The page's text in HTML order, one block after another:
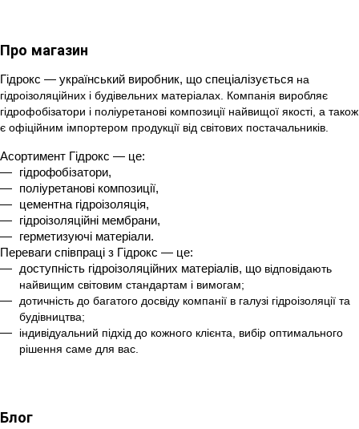
Про магазин
Гідрокс — український виробник, що спеціалізується на
гідроізоляційних і будівельних матеріалах. Компанія виробляє
гідрофобізатори і поліуретанові композиції найвищої якості, а також
є офіційним імпортером продукції від світових постачальників.
Асортимент Гідрокс — це:
гідрофобізатори,
поліуретанові композиції,
цементна гідроізоляція,
гідроізоляційні мембрани,
герметизуючі матеріали.
Переваги співпраці з Гідрокс — це:
доступність гідроізоляційних матеріалів, що відповідають
найвищим світовим стандартам і вимогам;
дотичність до багатого досвіду компанії в галузі гідроізоляції та
будівництва;
індивідуальний підхід до кожного клієнта, вибір оптимального
рішення саме для вас.
Блог